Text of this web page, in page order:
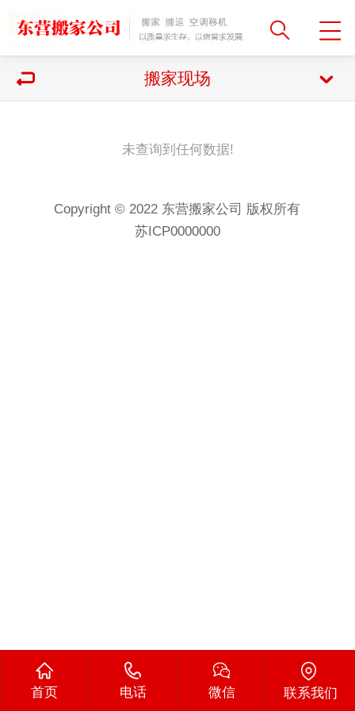
搬家现场
未查询到任何数据!
Copyright © 2022 东营搬家公司 版权所有
苏ICP0000000
首页 电话 微信 联系我们